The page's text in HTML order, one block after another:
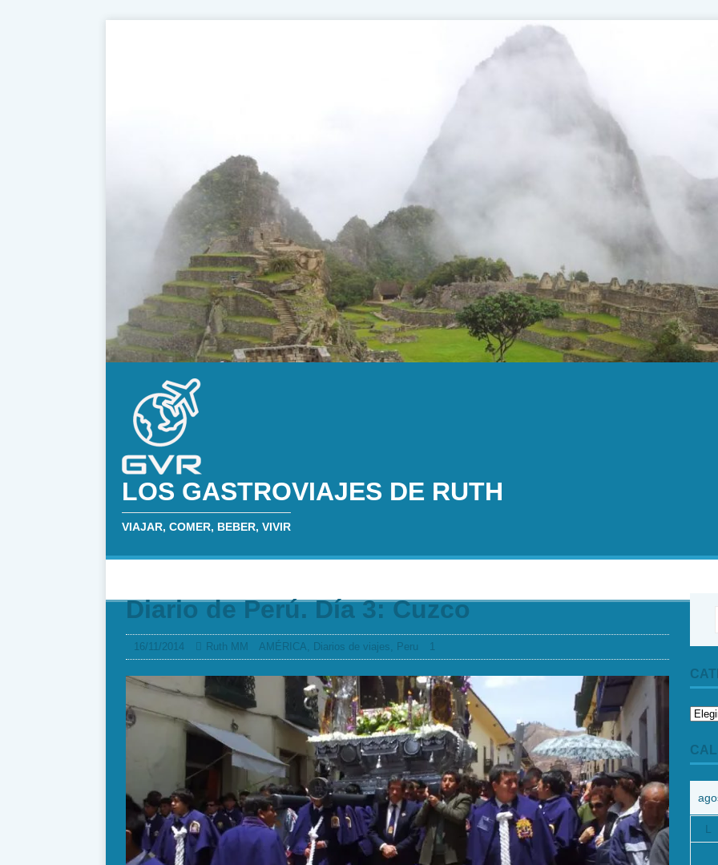
LOS GASTROVIAJES DE RUTH
VIAJAR, COMER, BEBER, VIVIR
Diario de Perú. Día 3: Cuzco
16/11/2014 Ruth MM AMÉRICA Diarios de viajes Peru 1
L